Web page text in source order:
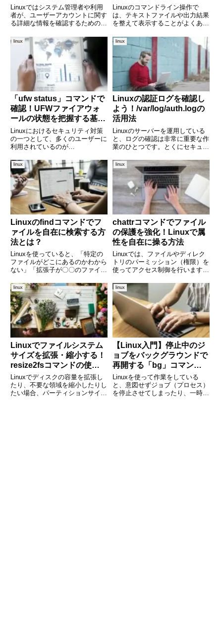
説
Linuxではシステム管理者や利用
者が、ユーザーアカウントに関す
る詳細な情報を確認するための便
す。中でも「finger」コマンド
は、ユーザーのログイン情報や本
名、ホームディレクトリなどを素
早く一覧で表示してくれる
Linuxのコマンドライン操作で
は、テキストファイルや出力結果
を整えて表示することがよくあり
ト）処理は、ログ解析やレポート
作成など、さまざまな場面で欠か
せない作業です。「sort」コマン
ドは、テキストの並び替えを
linux
「ufw status」コマンドで
確認！UFWファイアウォ
ールの状態を把握する基本
と応用
Linuxにおけるセキュリティ対策
の一つとして、多くのユーザーに
利用されているのが
です。UFWはその名の通り「簡
単なファイアウォール」で、
iptablesをより直感的に扱えるよ
うにしたフ
linux
Linuxの認証ログを確認し
よう！/var/log/auth.logの
活用法
Linuxのサーバーを運用している
と、ログの確認は非常に重要な作
業のひとつです。とくにセキュリ
グ」です。ユーザーのログイン情
報、不正なアクセスの試行、
sudoコマンドの使用履歴など、
重要な手がかりがすべて記録さ
linux
Linuxのfindコマンドでフ
ァイルを自在に検索する方
法とは？
Linuxを使っていると、「特定の
ファイルがどこにあるのかわから
ない」「拡張子が〇〇のファイル
によく出くわします。そんな時に
強力な力を発揮するのが、findコ
マンドです。このコマンドを使え
ば、名前、種類、更新日
linux
chattrコマンドでファイル
の保護を強化！Linuxで属
性を自在に操る方法
Linuxでは、ファイルやディレク
トリのパーミッション（権限）を
使ってアクセス制御を行います
あります。特に、誤ってファイル
を削除してしまう、あるいは悪意
あるスクリプトから大事なファイ
ルを守りたいといったケースで
linux
Linuxでファイルシステム
サイズを拡張・縮小する！
resize2fsコマンドの使い
方と注意点を解説
Linuxでディスクの容量を拡張し
たり、不要な領域を縮小したりし
たい場合、パーティションサイズ
linux
【Linux入門】停止中のジ
ョブをバックグラウンドで
再開する「bg」コマンド
の使い方とは？
Linuxを使って作業をしている
と、意図せずジョブ（プロセス）
を停止させてしまったり、一時的